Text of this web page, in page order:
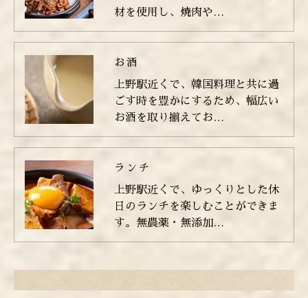
材を使用し、焼肉や…
お酒
上野駅近くで、韓国料理と共に過
ごす時を豊かにするため、幅広い
お酒を取り揃えてお…
ランチ
上野駅近くで、ゆっくりとした休
日のランチを楽しむことができま
す。無農薬・無添加…